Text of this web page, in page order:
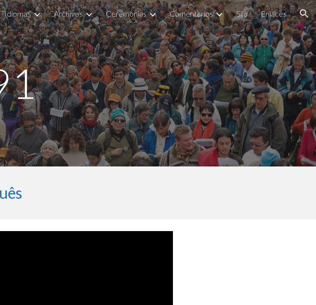
Skip to navigation
Idiomas Archivos Ceremonias Comentarios Silo Enlaces